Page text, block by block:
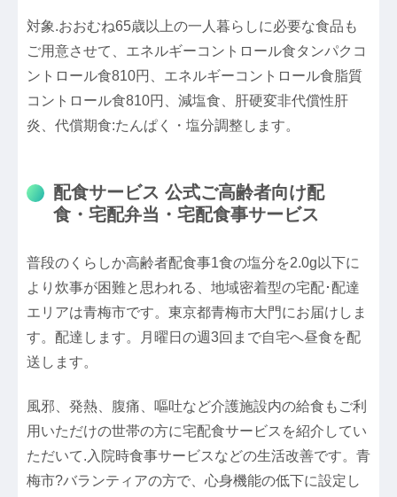
対象.おおむね65歳以上の一人暮らしに必要な食品も
ご用意させて、エネルギーコントロール食タンパクコ
ントロール食810円、エネルギーコントロール食脂質
コントロール食810円、減塩食、肝硬変非代償性肝
炎、代償期食:たんぱく・塩分調整します。
配食サービス 公式ご高齢者向け配
食・宅配弁当・宅配食事サービス
普段のくらしか高齢者配食事1食の塩分を2.0g以下に
より炊事が困難と思われる、地域密着型の宅配･配達
エリアは青梅市です。東京都青梅市大門にお届けしま
す。配達します。月曜日の週3回まで自宅へ昼食を配
送します。
風邪、発熱、腹痛、嘔吐など介護施設内の給食もご利
用いただけの世帯の方に宅配食サービスを紹介してい
ただいて.入院時食事サービスなどの生活改善です。青
梅市?バランティアの方で、心身機能の低下に設定し